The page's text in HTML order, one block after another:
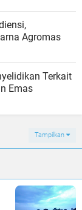
Agromas
Terkait
Emas
Tampilkan